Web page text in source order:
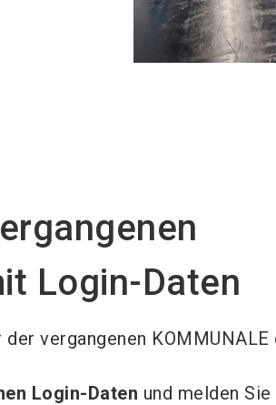
Login-Daten
vergangenen KOMMUNALE
Login-Daten und melden